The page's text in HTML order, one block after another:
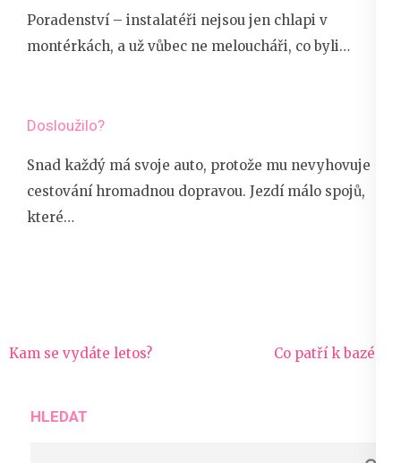
Poradenství – instalatéři nejsou jen chlapi v
montérkách, a už vůbec ne meloucháři, co byli…
Dosloužilo?
Snad každý má svoje auto, protože mu nevyhovuje
cestování hromadnou dopravou. Jezdí málo spojů,
které…
Navigace
Kam se vydáte letos? Co patří k bazénu
HLEDAT